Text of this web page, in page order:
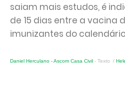
saiam mais estudos, é
de 15 dias entre a vacina
imunizantes do
Daniel Herculano - Ascom Casa Civil - Texto /